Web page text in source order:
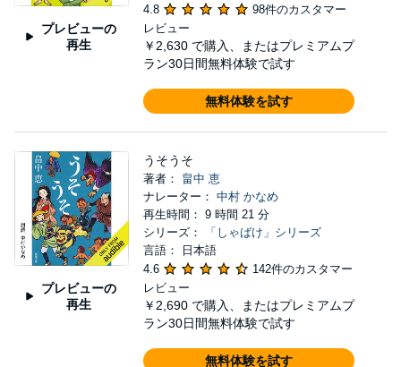
プレビューの
再生
4.8
98件のカスタマー
レビュー
￥2,630 で購入、またはプレミアムプ
ラン30日間無料体験で試す
無料体験を試す
プレビューの
再生
うそうそ
著者： 畠中 恵
ナレーター： 中村 かなめ
再生時間： 9 時間 21 分
シリーズ：
「しゃばけ」シリーズ
言語： 日本語
4.6
142件のカスタマー
レビュー
￥2,690 で購入、またはプレミアムプ
ラン30日間無料体験で試す
無料体験を試す